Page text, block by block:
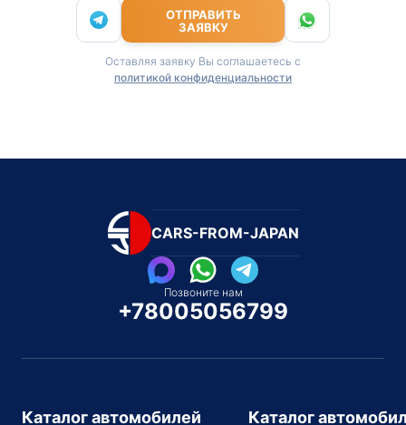
ОТПРАВИТЬ
ЗАЯВКУ
Оставляя заявку Вы соглашаетесь с
политикой конфиденциальности
CARS-FROM-JAPAN
Позвоните нам
+78005056799
Каталог автомобилей Каталог